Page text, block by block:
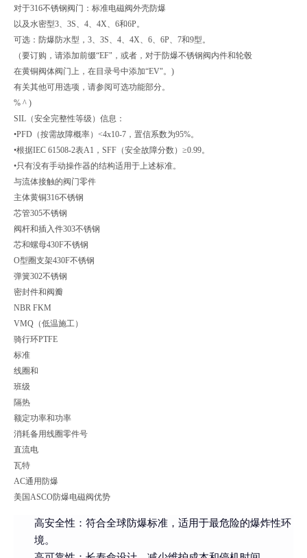
对于316不锈钢阀门：标准电磁阀外壳防爆
以及水密型3、3S、4、4X、6和6P。
可选：防爆防水型，3、3S、4、4X、6、6P、7和9型。
（要订购，请添加前缀“EF"，或者，对于防爆不锈钢阀内件和轮毂
在黄铜阀体阀门上，在目录号中添加“EV"。)
有关其他可用选项，请参阅可选功能部分。
% ^ )
SIL（安全完整性等级）信息：
•PFD（按需故障概率）<4x10-7，置信系数为95%。
•根据IEC 61508-2表A1，SFF（安全故障分数）≥0.99。
•只有没有手动操作器的结构适用于上述标准。
与流体接触的阀门零件
主体黄铜316不锈钢
芯管305不锈钢
阀杆和插入件303不锈钢
芯和螺母430F不锈钢
O型圈支架430F不锈钢
弹簧302不锈钢
密封件和阀瓣
NBR FKM
VMQ（低温施工）
骑行环PTFE
标准
线圈和
班级
隔热
额定功率和功率
消耗备用线圈零件号
直流电
瓦特
AC通用防爆
美国ASCO防爆电磁阀优势
高安全性：符合全球防爆标准，适用于最危险的爆炸性环
境。